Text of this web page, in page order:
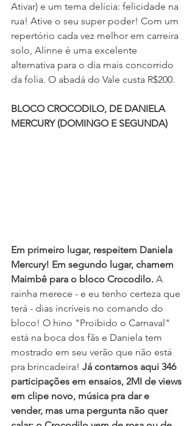
Ativar) e um tema delícia: felicidade na
rua! Ative o seu super poder! Com um
repertório cada vez melhor em carreira
solo, Alinne é uma excelente
alternativa para o dia mais concorrido
da folia. O abadá do Vale custa R$200.
BLOCO CROCODILO, DE DANIELA
MERCURY (DOMINGO E SEGUNDA)
Em primeiro lugar, respeitem Daniela
Mercury! Em segundo lugar, chamem
Maimbê para o bloco Crocodilo. A
rainha merece - e eu tenho certeza que
terá - dias incríveis no comando do
bloco! O hino "Proibido o Carnaval"
está na boca dos fãs e Daniela tem
mostrado em seu verão que não está
pra brincadeira! Já contamos aqui 346
participações em ensaios, 2MI de views
em clipe novo, música pra dar e
vender, mas uma pergunta não quer